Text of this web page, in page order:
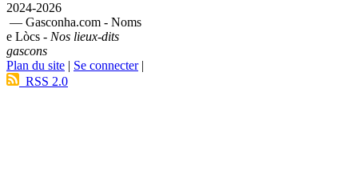
2024-2026
— Gasconha.com - Noms
e Lòcs - Nos lieux-dits
gascons
Plan du site | Se connecter|
RSS 2.0